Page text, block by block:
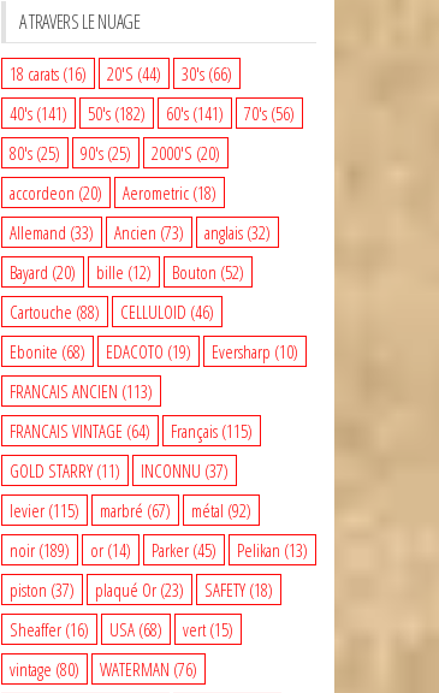
A TRAVERS LE NUAGE
18 carats(16) 20'S (44) 30's(66)
40's(141) 50's(182) 60's(141) 70's(56)
80's(25) 90's(25) 2000'S (20)
accordeon (20) Aerometric(18)
Allemand (33) Ancien (73) anglais(32)
Bayard (20) bille (12) Bouton (52)
Cartouche (88) CELLULOID (46)
Ebonite (68) EDACOTO (19) Eversharp (10)
FRANCAIS ANCIEN (113)
FRANCAIS VINTAGE (64) Français(115)
GOLD STARRY(11) INCONNU (37)
levier(115) marbré (67) métal (92)
noir(189) or(14) Parker(45) Pelikan (13)
piston (37) plaqué Or(23) SAFETY(18)
Sheaffer(16) USA(68) vert(15)
vintage (80) WATERMAN (76)